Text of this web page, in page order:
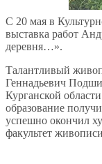
С 20 мая в
выставка работ
деревня…».
Талантливый
Геннадьевич
Курганской
образование
успешно окончил
факультет